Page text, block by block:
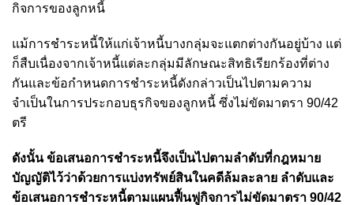
กิจการของลูกหนี้
แม้การชำระหนี้ให้แก่เจ้าหนี้บางกลุ่มจะแตกต่างกันอยู่บ้าง แต่
ก็สืบเนื่องจากเจ้าหนี้แต่ละกลุ่มมีลักษณะสิทธิเรียกร้องที่ต่าง
กันและข้อกำหนดการชำระหนี้ดังกล่าวเป็นไปตามความ
จำเป็นในการประกอบธุรกิจของลูกหนี้ ซึ่งไม่ขัดมาตรา 90/42
ตรี
ดังนั้น ข้อเสนอการชำระหนี้จึงเป็นไปตามลำดับที่กฎหมาย
บัญญัติไว้ว่าด้วยการแบ่งทรัพย์สินในคดีล้มละลาย ลำดับและ
ข้อเสนอการชำระหนี้ตามแผนฟื้นฟูกิจการไม่ขัดมาตรา 90/42